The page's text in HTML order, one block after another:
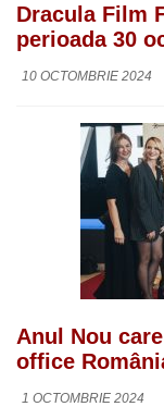
Dracula Film
perioada 30
10 OCTOMBRIE 2024
Anul Nou
office
1 OCTOMBRIE 2024